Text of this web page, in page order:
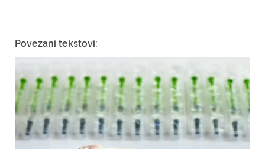
Povezani tekstovi: